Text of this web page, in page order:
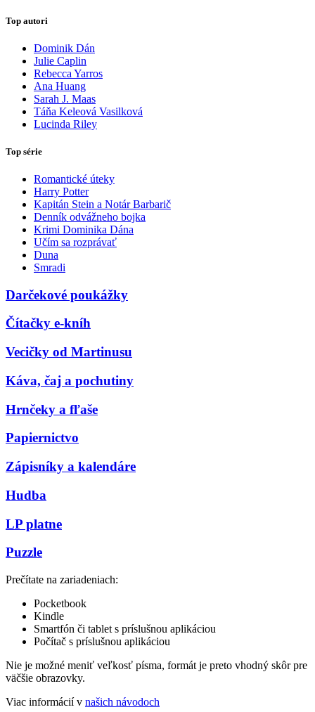
Top autori
Dominik Dán
Julie Caplin
Rebecca Yarros
Ana Huang
Sarah J. Maas
Táňa Keleová Vasilková
Lucinda Riley
Top série
Romantické úteky
Harry Potter
Kapitán Stein a Notár Barbarič
Denník odvážneho bojka
Krimi Dominika Dána
Učím sa rozprávať
Duna
Smradi
Darčekové poukážky
Čítačky e-kníh
Vecičky od Martinusu
Káva, čaj a pochutiny
Hrnčeky a fľaše
Papiernictvo
Zápisníky a kalendáre
Hudba
LP platne
Puzzle
Prečítate na zariadeniach:
Pocketbook
Kindle
Smartfón či tablet s príslušnou aplikáciou
Počítač s príslušnou aplikáciou
Nie je možné meniť veľkosť písma, formát je preto vhodný skôr pre
väčšie obrazovky.
Viac informácií v našich návodoch